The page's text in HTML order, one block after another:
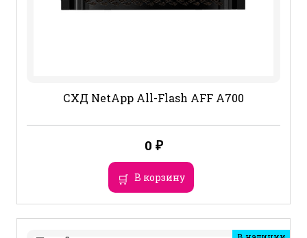
СХД NetApp All-Flash AFF A700
0 ₽
В корзину